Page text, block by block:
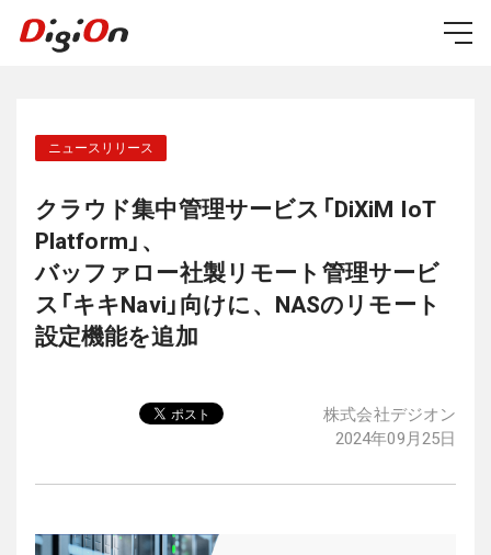
クラウド集中管理サービス「DiXiM IoT
Platform」、
バッファロー社製リモート管理サービ
ス「キキNavi」向けに、NASのリモート
設定機能を追加
株式会社デジオン
2024年09月25日